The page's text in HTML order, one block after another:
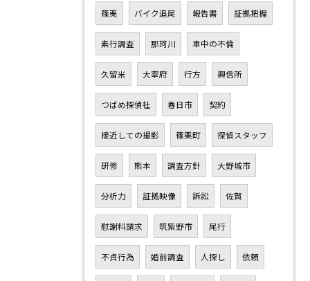
篠栗 バイク追尾 報告書 証拠把握
素行調査 那珂川 車中の不倫
久留米 大宰府 行方 興信所
つばめ探偵社 春日市 契約
接近しての撮影 篠栗町 探偵スタッフ
研修 熊本 調査方針 大野城市
分析力 証拠映像 訴訟 佐賀
慰謝料請求 筑紫野市 尾行
不貞行為 婚前調査 人探し 依頼